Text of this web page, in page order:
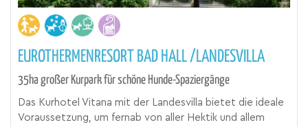
EUROTHERMENRESORT BAD HALL /LANDESVILLA
35ha großer Kurpark für schöne Hunde-Spaziergänge
Das Kurhotel Vitana mit der Landesvilla bietet die ideale
Voraussetzung, um fernab von aller Hektik und allem